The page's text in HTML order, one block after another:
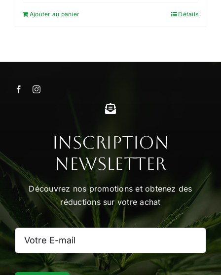
Ajouter au panier Détails
Inscription
Newsletter
Découvrez nos promotions et obtenez des
réductions sur votre achat